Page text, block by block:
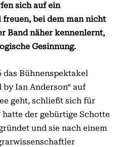
sich auf ein
bei dem man nicht
Band näher kennenlernt,
Gesinnung.
das Bühnenspektakel
Ian Anderson“ auf
geht, schließt sich für
hatte der gebürtige Schotte
und sie nach einem